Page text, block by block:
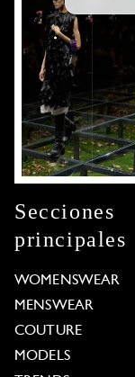
Secciones
principales
WOMENSWEAR
MENSWEAR
COUTURE
MODELS